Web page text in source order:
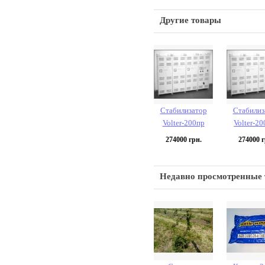
Другие товары
Стабилизатор
Volter-200пр
274000грн.
Volter-
274000
Недавно просмотренные